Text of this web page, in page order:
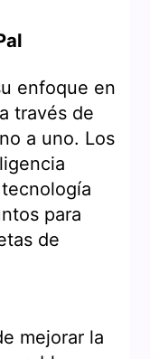
enfoque en
través de
a uno. Los
para
de
mejorar la